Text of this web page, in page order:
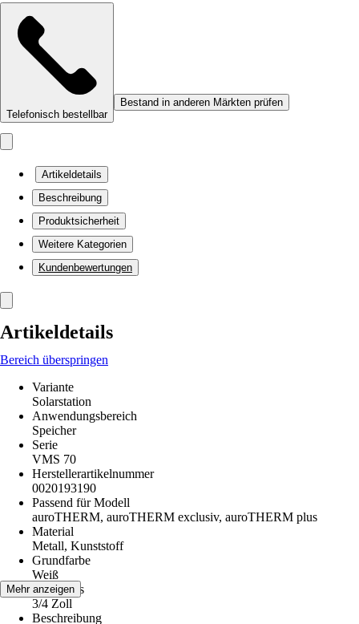
Telefonisch bestellbar
Bestand in anderen Märkten prüfen
Artikeldetails
Beschreibung
Produktsicherheit
Weitere Kategorien
Kundenbewertungen
Artikeldetails
Bereich überspringen
Variante
Solarstation
Anwendungsbereich
Speicher
Serie
VMS 70
Herstellerartikelnummer
0020193190
Passend für Modell
auroTHERM, auroTHERM exclusiv, auroTHERM plus
Material
Metall, Kunststoff
Grundfarbe
Weiß
Anschluss
3/4 Zoll
Beschreibung
Mehr anzeigen